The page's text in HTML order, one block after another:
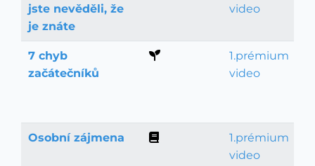
jste nevěděli, že
je znáte
video
7 chyb
začátečníků
1.prémium
video
Osobní zájmena
1.prémium
video